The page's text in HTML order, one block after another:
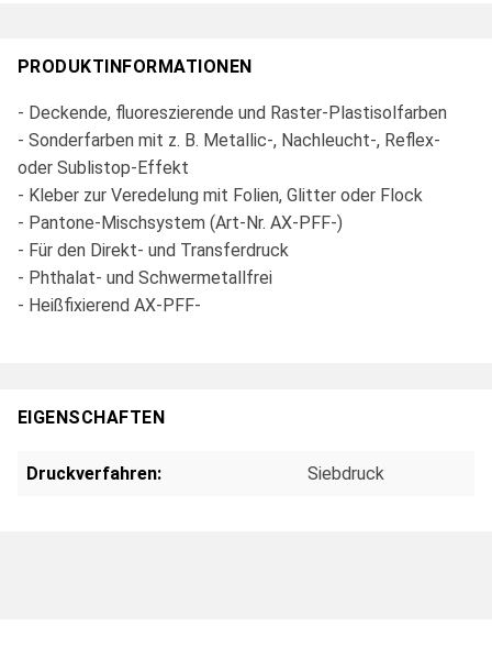
PRODUKTINFORMATIONEN
- Deckende, fluoreszierende und Raster-Plastisolfarben
- Sonderfarben mit z. B. Metallic-, Nachleucht-, Reflex-
oder Sublistop-Effekt
- Kleber zur Veredelung mit Folien, Glitter oder Flock
- Pantone-Mischsystem (Art-Nr. AX-PFF-)
- Für den Direkt- und Transferdruck
- Phthalat- und Schwermetallfrei
- Heißfixierend AX-PFF-
EIGENSCHAFTEN
Druckverfahren: Siebdruck